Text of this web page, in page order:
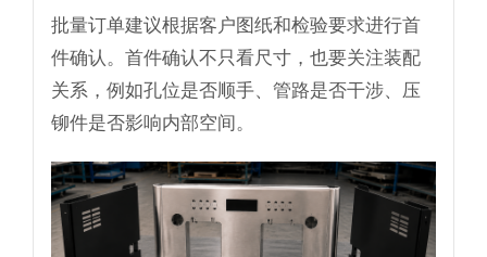
批量订单建议根据客户图纸和检验要求进行首
件确认。首件确认不只看尺寸，也要关注装配
关系，例如孔位是否顺手、管路是否干涉、压
铆件是否影响内部空间。